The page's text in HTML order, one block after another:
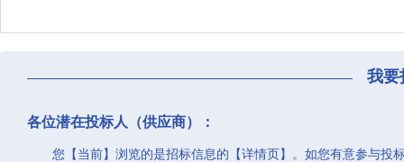
我要
各位潜在投标人（供应商）：
您【当前】浏览的是招标信息的【详情页】。如您有意参与投